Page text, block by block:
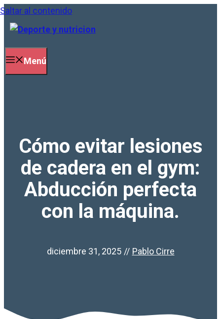
Saltar al contenido
Menú
Cómo evitar lesiones
de cadera en el gym:
Abducción perfecta
con la máquina.
diciembre 31, 2025 // Pablo Cirre